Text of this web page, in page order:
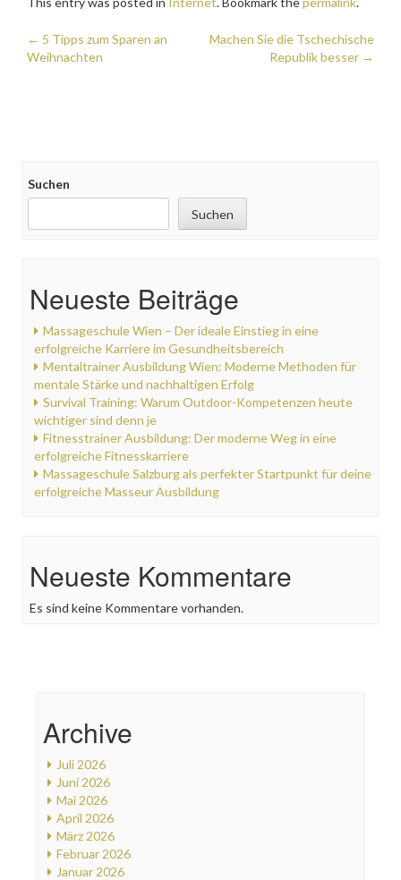
Post
← 5 Tipps zum Sparen an
Weihnachten
Machen Sie die Tschechische
Republik besser →
Suchen
Suchen
Neueste Beiträge
Massageschule Wien – Der ideale Einstieg in eine
erfolgreiche Karriere im Gesundheitsbereich
Mentaltrainer Ausbildung Wien: Moderne Methoden für
mentale Stärke und nachhaltigen Erfolg
Survival Training: Warum Outdoor-Kompetenzen heute
wichtiger sind denn je
Fitnesstrainer Ausbildung: Der moderne Weg in eine
erfolgreiche Fitnesskarriere
Massageschule Salzburg als perfekter Startpunkt für deine
erfolgreiche Masseur Ausbildung
Neueste Kommentare
Es sind keine Kommentare vorhanden.
Archive
Juli 2026
Juni 2026
Mai 2026
April 2026
März 2026
Februar 2026
Januar 2026